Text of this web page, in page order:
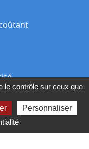
le contrôle sur ceux que
Personnaliser